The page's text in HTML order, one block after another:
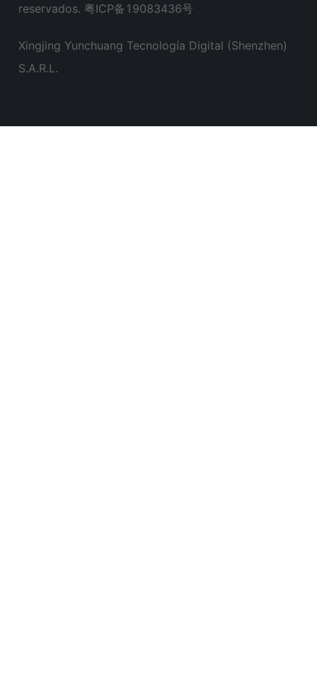
reservados. 粤ICP备19083436号
Xingjing Yunchuang Tecnología Digital (Shenzhen)
S.A.R.L.